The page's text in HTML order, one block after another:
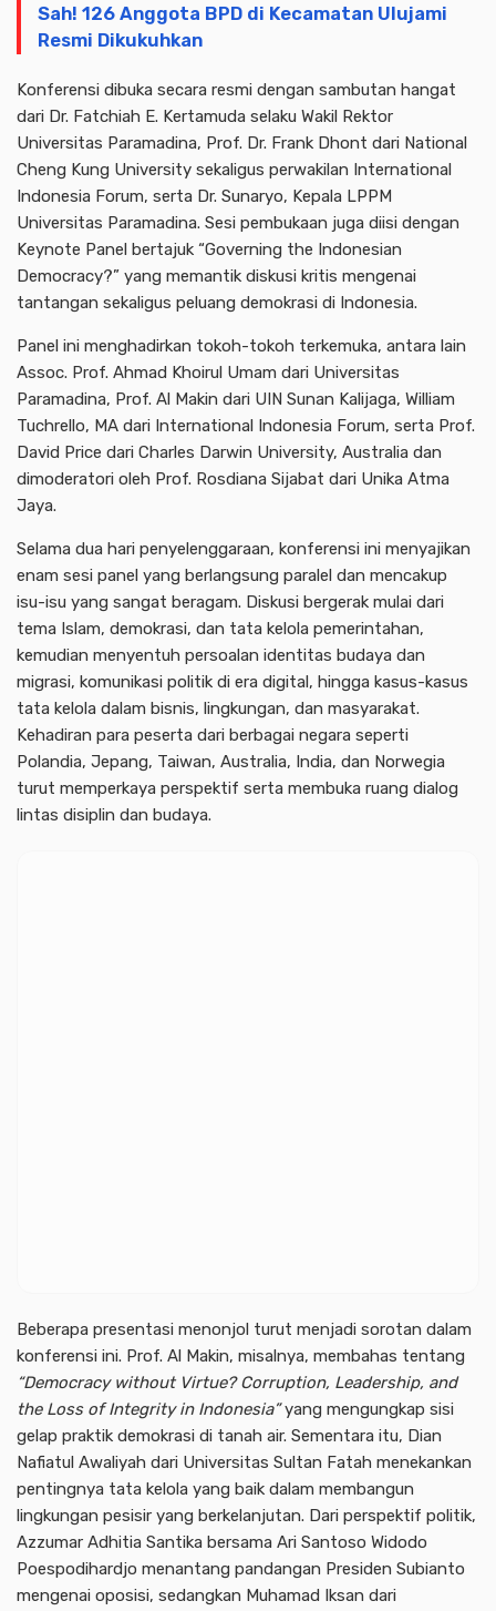
Sah! 126 Anggota BPD di Kecamatan Ulujami
Resmi Dikukuhkan
Konferensi dibuka secara resmi dengan sambutan hangat
dari Dr. Fatchiah E. Kertamuda selaku Wakil Rektor
Universitas Paramadina, Prof. Dr. Frank Dhont dari National
Cheng Kung University sekaligus perwakilan International
Indonesia Forum, serta Dr. Sunaryo, Kepala LPPM
Universitas Paramadina. Sesi pembukaan juga diisi dengan
Keynote Panel bertajuk “Governing the Indonesian
Democracy?” yang memantik diskusi kritis mengenai
tantangan sekaligus peluang demokrasi di Indonesia.
Panel ini menghadirkan tokoh-tokoh terkemuka, antara lain
Assoc. Prof. Ahmad Khoirul Umam dari Universitas
Paramadina, Prof. Al Makin dari UIN Sunan Kalijaga, William
Tuchrello, MA dari International Indonesia Forum, serta Prof.
David Price dari Charles Darwin University, Australia dan
dimoderatori oleh Prof. Rosdiana Sijabat dari Unika Atma
Jaya.
Selama dua hari penyelenggaraan, konferensi ini menyajikan
enam sesi panel yang berlangsung paralel dan mencakup
isu-isu yang sangat beragam. Diskusi bergerak mulai dari
tema Islam, demokrasi, dan tata kelola pemerintahan,
kemudian menyentuh persoalan identitas budaya dan
migrasi, komunikasi politik di era digital, hingga kasus-kasus
tata kelola dalam bisnis, lingkungan, dan masyarakat.
Kehadiran para peserta dari berbagai negara seperti
Polandia, Jepang, Taiwan, Australia, India, dan Norwegia
turut memperkaya perspektif serta membuka ruang dialog
lintas disiplin dan budaya.
Beberapa presentasi menonjol turut menjadi sorotan dalam
konferensi ini. Prof. Al Makin, misalnya, membahas tentang
“Democracy without Virtue? Corruption, Leadership, and
the Loss of Integrity in Indonesia”yang mengungkap sisi
gelap praktik demokrasi di tanah air. Sementara itu, Dian
Nafiatul Awaliyah dari Universitas Sultan Fatah menekankan
pentingnya tata kelola yang baik dalam membangun
lingkungan pesisir yang berkelanjutan. Dari perspektif politik,
Azzumar Adhitia Santika bersama Ari Santoso Widodo
Poespodihardjo menantang pandangan Presiden Subianto
mengenai oposisi, sedangkan Muhamad Iksan dari